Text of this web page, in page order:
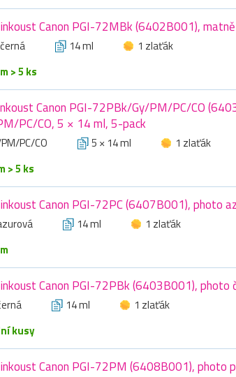
Canon PGI-72MBk (6402B001),
14 ml
1 zlaťák
> 5 ks
Canon PGI-72PBk/Gy/PM/PC/CO
PC/CO, 5 × 14 ml, 5-pack
PC/CO 5 × 14 ml
1 zlaťák
> 5 ks
Canon PGI-72PC (6407B001), photo
14 ml
1 zlaťák
Canon PGI-72PBk (6403B001), photo
14 ml
1 zlaťák
kusy
Canon PGI-72PM (6408B001), photo